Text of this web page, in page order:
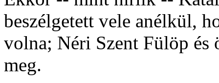
beszélgetett vele anélkül,
volna; Néri Szent Fülöp és
meg.